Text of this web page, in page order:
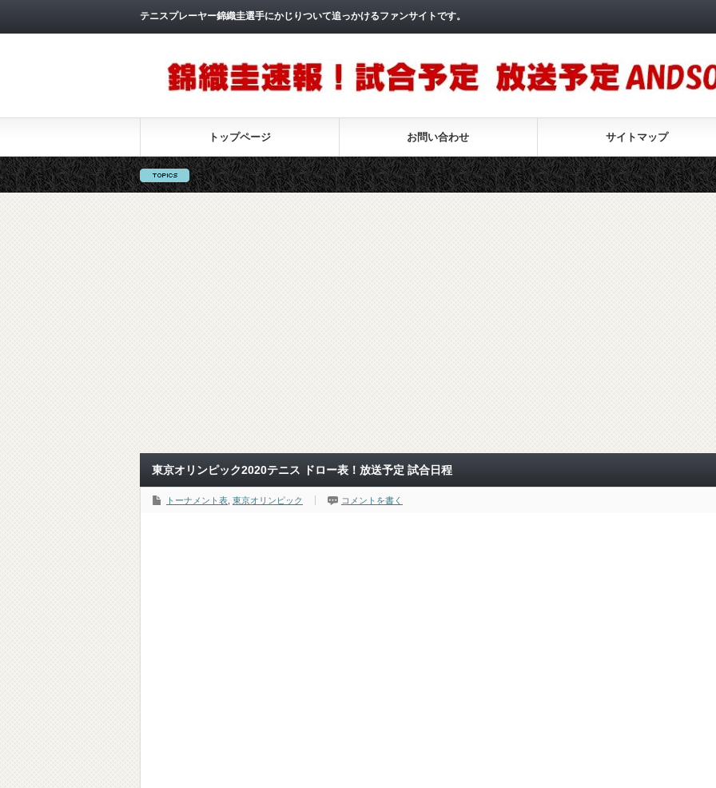
テニスプレーヤー錦織圭選手にかじりついて追っかけるファンサイトです。
トップページ お問い合わせ サイトマップ
東京オリンピック2020テニス ドロー表！放送予定 試合日程
トーナメント表 東京オリンピック コメントを書く